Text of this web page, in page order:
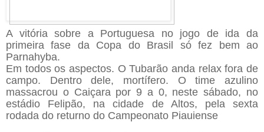
A vitória sobre a Portuguesa no jogo de ida da
primeira fase da Copa do Brasil só fez bem ao
Parnahyba.
Em todos os aspectos. O Tubarão anda relax fora de
campo. Dentro dele, mortífero. O time azulino
massacrou o Caiçara por 9 a 0, neste sábado, no
estádio Felipão, na cidade de Altos, pela sexta
rodada do returno do Campeonato Piauiense